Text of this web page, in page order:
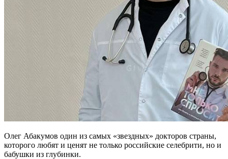
Олег Абакумов один из самых «звездных» докторов страны,
которого любят и ценят не только российские селебрити, но и
бабушки из глубинки.